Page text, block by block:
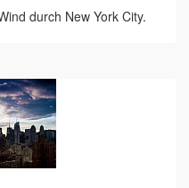
durch New York City.